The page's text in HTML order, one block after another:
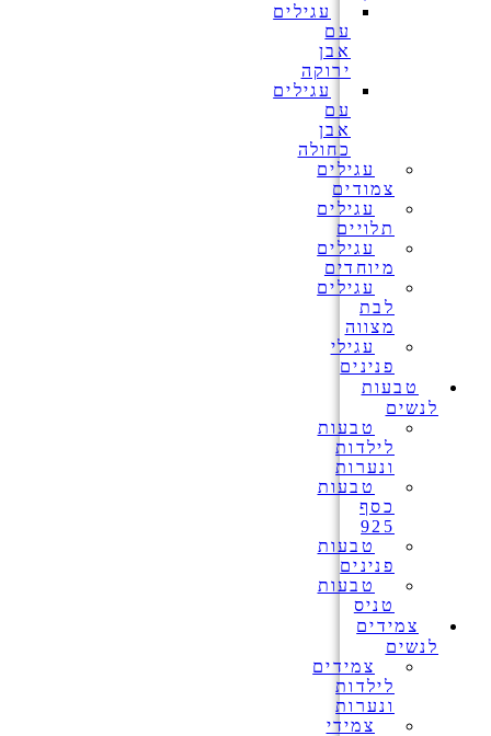
עגילים
עם
אבן
ירוקה
עגילים
עם
אבן
כחולה
עגילים
צמודים
עגילים
תלויים
עגילים
מיוחדים
עגילים
לבת
מצווה
עגילי
פנינים
טבעות
לנשים
טבעות
לילדות
ונערות
טבעות
כסף
925
טבעות
פנינים
טבעות
טניס
צמידים
לנשים
צמידים
לילדות
ונערות
צמידי